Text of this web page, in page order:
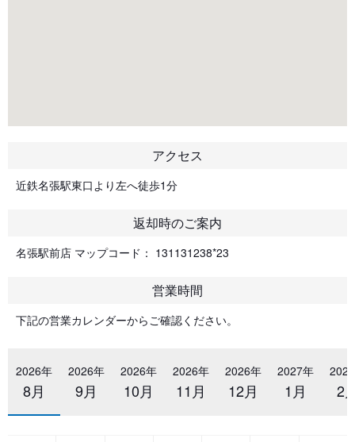
アクセス
近鉄名張駅東口より左へ徒歩1分
返却時のご案内
名張駅前店 マップコード： 131131238*23
営業時間
下記の営業カレンダーからご確認ください。
2026年
8月
2026年
9月
2026年
10月
2026年
11月
2026年
12月
2027年
1月 2